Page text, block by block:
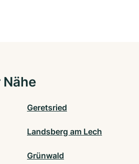
Geretsried
Landsberg am Lech
Grünwald